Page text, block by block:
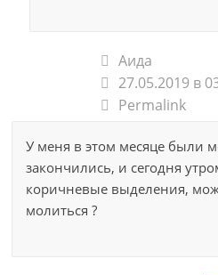
Аида
27.05.2019 в
Permalink
У меня в этом месяце были
закончились, и сегодня
коричневые выделения,
молиться ?